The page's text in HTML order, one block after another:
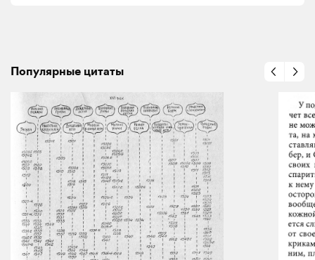
Популярные цитаты